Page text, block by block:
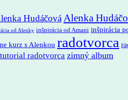
Hudáčová Alenka
od Alenky inšpirácia od Amani inšpirácia
kurz s Alenkou radotvorca
radotvorca zimný album